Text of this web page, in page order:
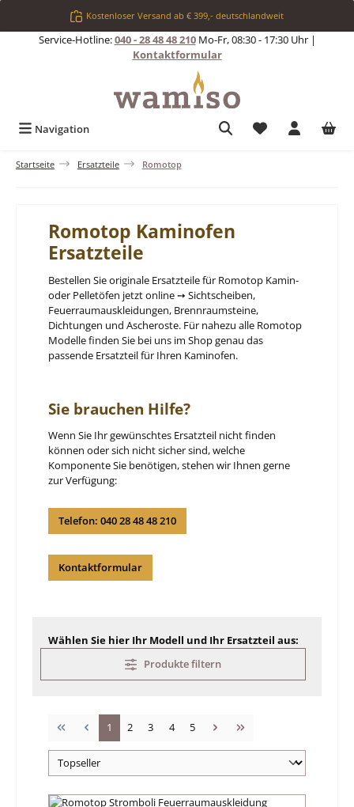
Zum Hauptinhalt springenKostenloser Versand ab € 399,- deutschlandweit
Service-Hotline:040 - 28 48 48 210Mo-Fr, 08:30 - 17:30 Uhr |
Kontaktformular
Navigation Du hast 0
Startseite Ersatzteile Romotop
Romotop Kaminofen
Ersatzteile
Bestellen Sie originale Ersatzteile für Romotop Kamin-
oder Pelletöfen jetzt online ➙ Sichtscheiben,
Feuerraumauskleidungen, Brennraumsteine,
Dichtungen und Ascheroste. Für nahezu alle Romotop
Modelle finden Sie bei uns im Shop genau das
passende Ersatzteil für Ihren Kaminofen.
Sie brauchen Hilfe?
Wenn Sie Ihr gewünschtes Ersatzteil nicht finden
können oder sich nicht sicher sind, welche
Komponente Sie benötigen, stehen wir Ihnen gerne
zur Verfügung:
Telefon: 040 28 48 48 210
Kontaktformular
Wählen Sie hier Ihr Modell und Ihr Ersatzteil aus:
Produkte filtern
Seite
1 Seite
2 Seite
3 Seite
4 Seite
5